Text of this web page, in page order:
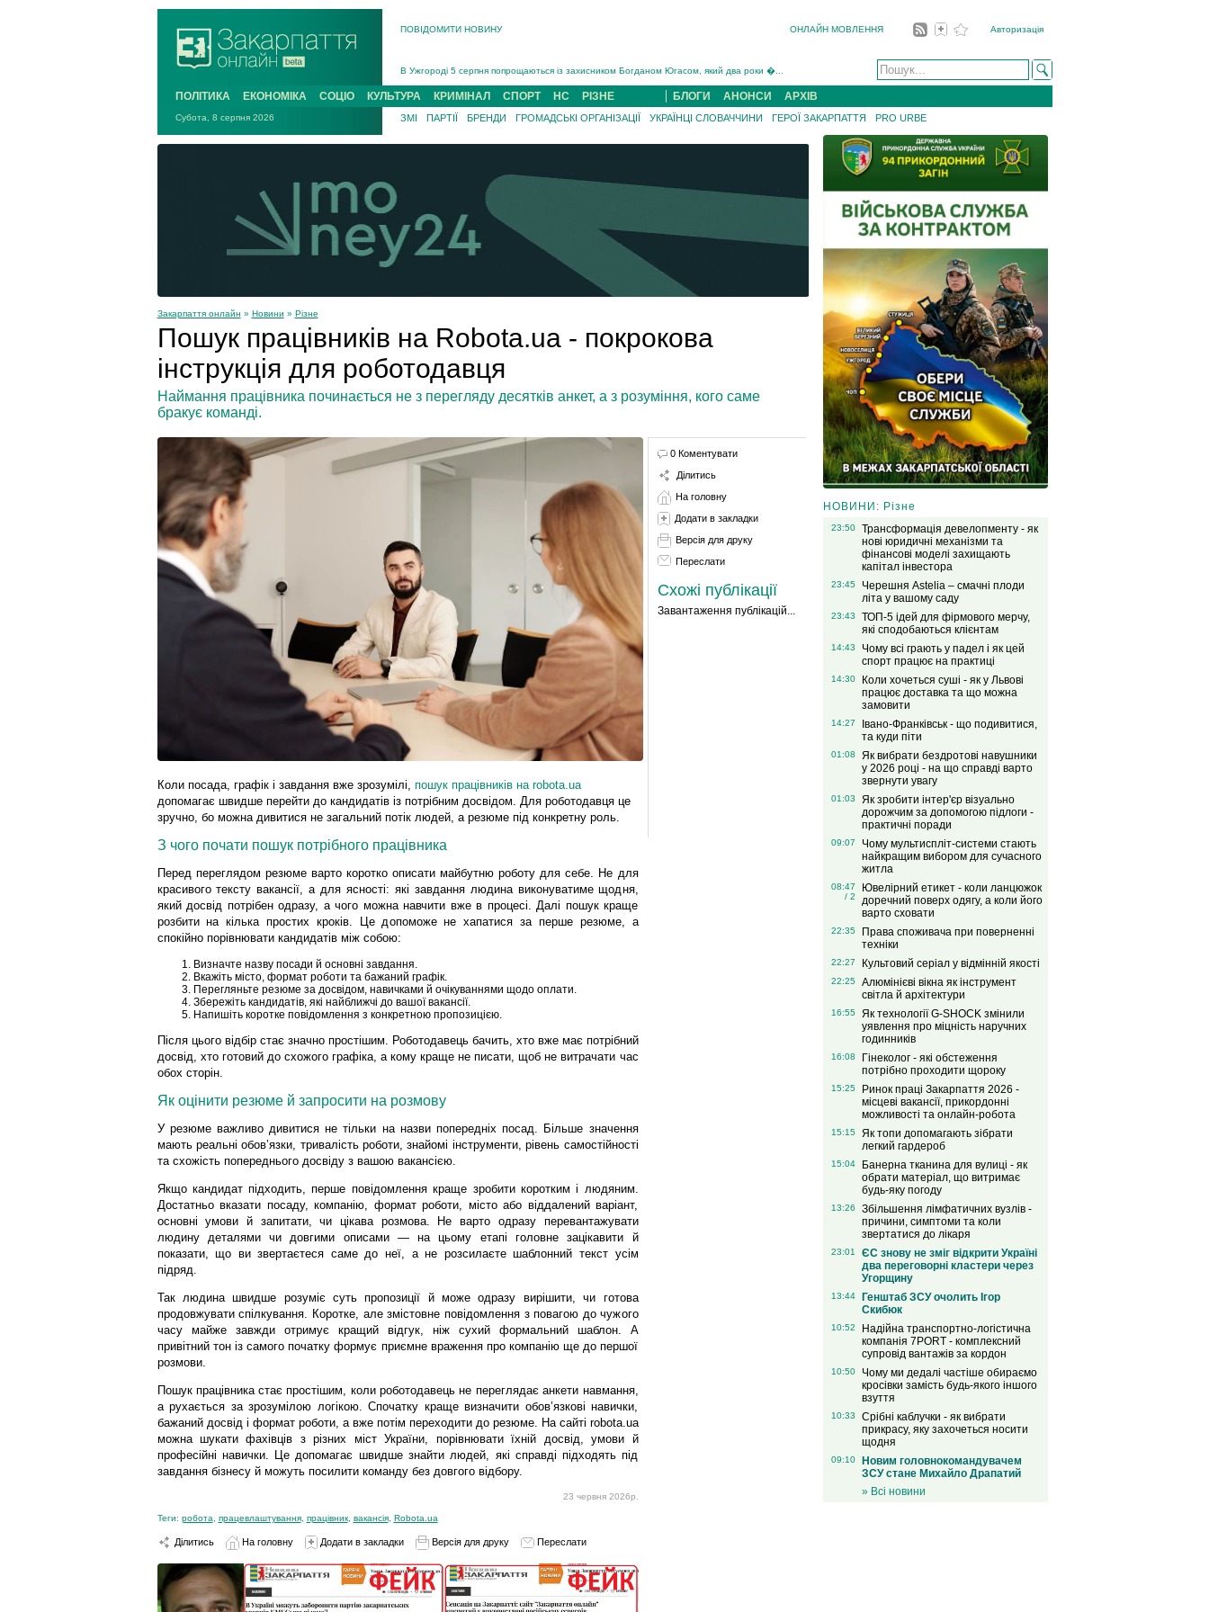
ПОВІДОМИТИ НОВИНУ ОНЛАЙН МОВЛЕННЯ Авторизація
Інструктора районного ТЦК на Закарпатті судитимуть за обвинуваченням у катув...
В Ужгороді 5 серпня попрощаються із захисником Богданом Югасом, який два роки �...
Підтвердили загибель захисника із Нанкова на Хустщині Юліана Гербея (ФОТО)[/gree...
На війні з рф поліг військовий з Виноградова Ігнат Роздяловський (ФОТО)...
На війні загинув 26-річний військовий із Чинадійова на Мукачівщині �...
ПОЛІТИКА ЕКОНОМІКА СОЦІО КУЛЬТУРА КРИМІНАЛ СПОРТ НС РІЗНЕ БЛОГИ АНОНСИ АРХІВ
Субота, 8 серпня 2026 ЗМІ ПАРТІЇ БРЕНДИ ГРОМАДСЬКІ ОРГАНІЗАЦІЇ УКРАЇНЦІ СЛОВАЧЧИНИ ГЕРОЇ ЗАКАРПАТТЯ PRO URBE
Закарпаття онлайн » Новини » Різне
Пошук працівників на Robota.ua - покрокова
інструкція для роботодавця
Наймання працівника починається не з перегляду десятків анкет, а з розуміння, кого саме
бракує команді.
Коли посада, графік і завдання вже зрозумілі, пошук працівників на robota.ua
допомагає швидше перейти до кандидатів із потрібним досвідом. Для роботодавця це
зручно, бо можна дивитися не загальний потік людей, а резюме під конкретну роль.
З чого почати пошук потрібного працівника
Перед переглядом резюме варто коротко описати майбутню роботу для себе. Не для
красивого тексту вакансії, а для ясності: які завдання людина виконуватиме щодня,
який досвід потрібен одразу, а чого можна навчити вже в процесі. Далі пошук краще
розбити на кілька простих кроків. Це допоможе не хапатися за перше резюме, а
спокійно порівнювати кандидатів між собою:
Визначте назву посади й основні завдання.
Вкажіть місто, формат роботи та бажаний графік.
Перегляньте резюме за досвідом, навичками й очікуваннями щодо оплати.
Збережіть кандидатів, які найближчі до вашої вакансії.
Напишіть коротке повідомлення з конкретною пропозицією.
Після цього відбір стає значно простішим. Роботодавець бачить, хто вже має потрібний
досвід, хто готовий до схожого графіка, а кому краще не писати, щоб не витрачати час
обох сторін.
Як оцінити резюме й запросити на розмову
У резюме важливо дивитися не тільки на назви попередніх посад. Більше значення
мають реальні обов’язки, тривалість роботи, знайомі інструменти, рівень самостійності
та схожість попереднього досвіду з вашою вакансією.
Якщо кандидат підходить, перше повідомлення краще зробити коротким і людяним.
Достатньо вказати посаду, компанію, формат роботи, місто або віддалений варіант,
основні умови й запитати, чи цікава розмова. Не варто одразу перевантажувати
людину деталями чи довгими описами — на цьому етапі головне зацікавити й
показати, що ви звертаєтеся саме до неї, а не розсилаєте шаблонний текст усім
підряд.
Так людина швидше розуміє суть пропозиції й може одразу вирішити, чи готова
продовжувати спілкування. Коротке, але змістовне повідомлення з повагою до чужого
часу майже завжди отримує кращий відгук, ніж сухий формальний шаблон. А
привітний тон із самого початку формує приємне враження про компанію ще до першої
розмови.
Пошук працівника стає простішим, коли роботодавець не переглядає анкети навмання,
а рухається за зрозумілою логікою. Спочатку краще визначити обов’язкові навички,
бажаний досвід і формат роботи, а вже потім переходити до резюме. На сайті robota.ua
можна шукати фахівців з різних міст України, порівнювати їхній досвід, умови й
професійні навички. Це допомагає швидше знайти людей, які справді підходять під
завдання бізнесу й можуть посилити команду без довгого відбору.
23 червня 2026р.
Теги: робота працевлаштування, працівник, вакансія, Robota.ua
Ділитись На головну Додати в закладки Версія для друку Переслати
0 Коментувати
Ділитись
На головну
Додати в закладки
Версія для друку
Переслати
Схожі публікації
Завантаження публікацій...
НОВИНИ: Різне
23:50
Трансформація девелопменту - як
нові юридичні механізми та
фінансові моделі захищають
капітал інвестора
23:45
Черешня Astelia – смачні плоди
літа у вашому саду
23:43
ТОП-5 ідей для фірмового мерчу,
які сподобаються клієнтам
14:43
Чому всі грають у падел і як цей
спорт працює на практиці
14:30
Коли хочеться суші - як у Львові
працює доставка та що можна
замовити
14:27
Івано-Франківськ - що подивитися,
та куди піти
01:08
Як вибрати бездротові навушники
у 2026 році - на що справді варто
звернути увагу
01:03
Як зробити інтер'єр візуально
дорожчим за допомогою підлоги -
практичні поради
09:07
Чому мультиспліт-системи стають
найкращим вибором для сучасного
житла
08:47
/ 2
Ювелірний етикет - коли ланцюжок
доречний поверх одягу, а коли його
варто сховати
22:35
Права споживача при поверненні
техніки
22:27 Культовий серіал у відмінній якості
22:25
Алюмінієві вікна як інструмент
світла й архітектури
16:55
Як технології G-SHOCK змінили
уявлення про міцність наручних
годинників
16:08
Гінеколог - які обстеження
потрібно проходити щороку
15:25
Ринок праці Закарпаття 2026 -
місцеві вакансії, прикордонні
можливості та онлайн-робота
15:15
Як топи допомагають зібрати
легкий гардероб
15:04
Банерна тканина для вулиці - як
обрати матеріал, що витримає
будь-яку погоду
13:26
Збільшення лімфатичних вузлів -
причини, симптоми та коли
звертатися до лікаря
23:01
ЄС знову не зміг відкрити Україні
два переговорні кластери через
Угорщину
13:44
Генштаб ЗСУ очолить Ігор
Скибюк
10:52
Надійна транспортно-логістична
компанія 7PORT - комплексний
супровід вантажів за кордон
10:50
Чому ми дедалі частіше обираємо
кросівки замість будь-якого іншого
взуття
10:33
Срібні каблучки - як вибрати
прикрасу, яку захочеться носити
щодня
09:10
Новим головнокомандувачем
ЗСУ стане Михайло Драпатий
» Всі новини